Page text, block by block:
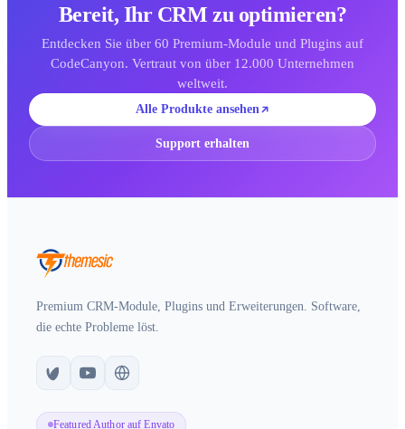
Bereit, Ihr CRM zu optimieren?
Entdecken Sie über 60 Premium-Module und Plugins auf
CodeCanyon. Vertraut von über 12.000 Unternehmen
weltweit.
Alle Produkte ansehen
Support erhalten
Premium CRM-Module, Plugins und Erweiterungen. Software,
die echte Probleme löst.
Featured Author auf Envato